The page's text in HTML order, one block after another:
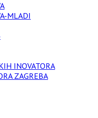
MLADI
INOVATORA
ZAGREBA